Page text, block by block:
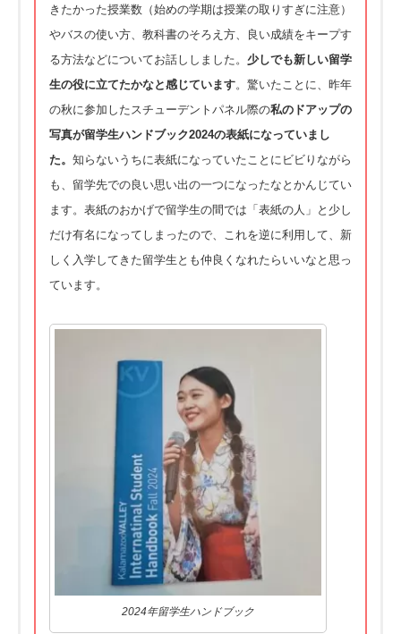
きたかった授業数（始めの学期は授業の取りすぎに注意）
やバスの使い方、教科書のそろえ方、良い成績をキープす
る方法などについてお話ししました。 少しでも新しい留学
生の役に立てたかなと感じています。驚いたことに、昨年
の秋に参加したスチューデントパネル際の私のドアップの
写真が留学生ハンドブック2024の表紙になっていまし
た。 知らないうちに表紙になっていたことにビビりながら
も、留学先での良い思い出の一つになったなとかんじてい
ます。表紙のおかげで留学生の間では「表紙の人」と少し
だけ有名になってしまったので、これを逆に利用して、新
しく入学してきた留学生とも仲良くなれたらいいなと思っ
ています。
2024年留学生ハンドブック